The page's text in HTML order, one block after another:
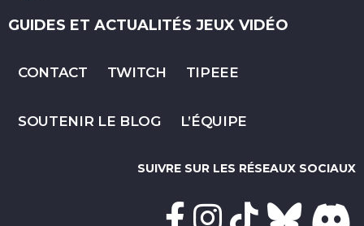
GUIDES ET ACTUALITÉS JEUX VIDÉO
CONTACT TWITCH TIPEEE
SOUTENIR LE BLOG L’ÉQUIPE
SUIVRE SUR LES RÉSEAUX SOCIAUX